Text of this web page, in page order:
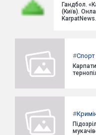
Гандбол.
(Київ).
#Спорт
#